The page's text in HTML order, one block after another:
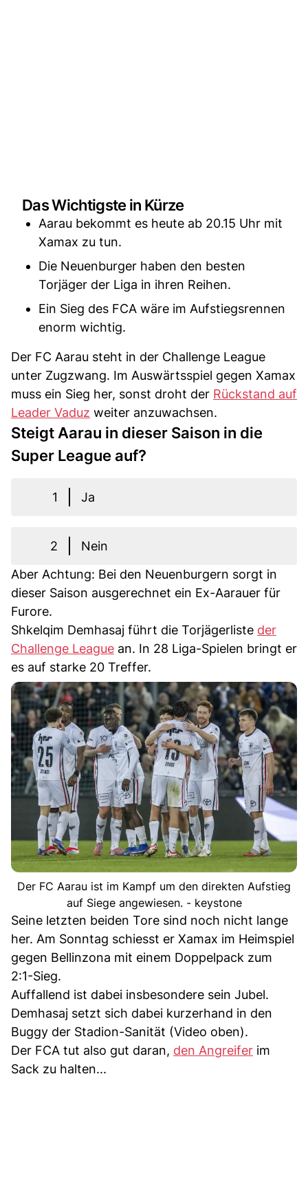
Das Wichtigste in Kürze
Aarau bekommt es heute ab 20.15 Uhr mit
Xamax zu tun.
Die Neuenburger haben den besten
Torjäger der Liga in ihren Reihen.
Ein Sieg des FCA wäre im Aufstiegsrennen
enorm wichtig.
Der FC Aarau steht in der Challenge League
unter Zugzwang. Im Auswärtsspiel gegen Xamax
muss ein Sieg her, sonst droht der Rückstand auf
Leader Vaduz weiter anzuwachsen.
Steigt Aarau in dieser Saison in die
Super League auf?
1 Ja
2
Nein
Aber Achtung: Bei den Neuenburgern sorgt in
dieser Saison ausgerechnet ein Ex-Aarauer für
Furore.
Shkelqim Demhasaj führt die Torjägerliste der
Challenge League an. In 28 Liga-Spielen bringt er
es auf starke 20 Treffer.
Der FC Aarau ist im Kampf um den direkten Aufstieg
auf Siege angewiesen. - keystone
Seine letzten beiden Tore sind noch nicht lange
her. Am Sonntag schiesst er Xamax im Heimspiel
gegen Bellinzona mit einem Doppelpack zum
2:1-Sieg.
Auffallend ist dabei insbesondere sein Jubel.
Demhasaj setzt sich dabei kurzerhand in den
Buggy der Stadion-Sanität (Video oben).
Der FCA tut also gut daran, den Angreifer im
Sack zu halten...